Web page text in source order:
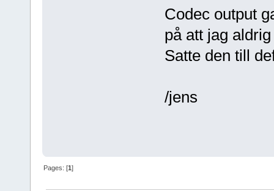
Codec output
på att jag
Satte den till
/jens
Pages: [1]